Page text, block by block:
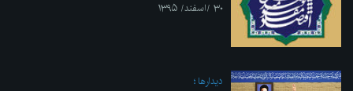
۳۰ /اسفند/ ۱۳۹۵
ديدارها